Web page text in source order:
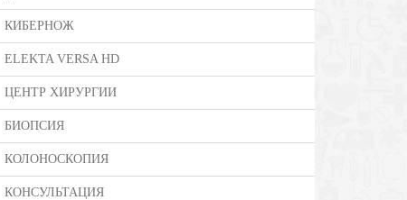
КИБЕРНОЖ
ELEKTA VERSA HD
ЦЕНТР ХИРУРГИИ
БИОПСИЯ
КОЛОНОСКОПИЯ
КОНСУЛЬТАЦИЯ